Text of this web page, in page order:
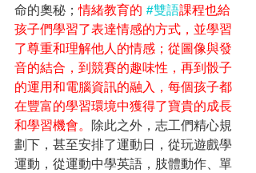
命的奧秘；情緒教育的 #雙語課程也給
孩子們學習了表達情感的方式，並學習
了尊重和理解他人的情感；從圖像與發
音的結合，到競賽的趣味性，再到骰子
的運用和電腦資訊的融入，每個孩子都
在豐富的學習環境中獲得了寶貴的成長
和學習機會。 除此之外，志工們精心規
劃下，甚至安排了運動日，從玩遊戲學
運動，從運動中學英語，肢體動作、單